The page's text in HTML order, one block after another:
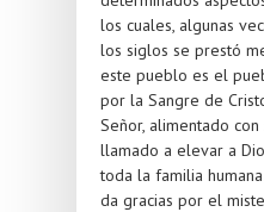
los cuales, algunas
los siglos se prestó
este pueblo es el
por la Sangre de
Señor, alimentado
llamado a elevar a
toda la familia
da gracias por el